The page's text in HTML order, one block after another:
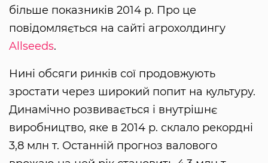
більше показників 2014 р. Про це
повідомляється на сайті агрохолдингу
Allseeds.
Нині обсяги ринків сої продовжують
зростати через широкий попит на культуру.
Динамічно розвивається і внутрішнє
виробництво, яке в 2014 р. склало рекордні
3,8 млн т. Останній прогноз валового